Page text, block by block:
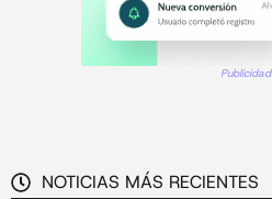
Publicidad
NOTICIAS MÁS RECIENTES